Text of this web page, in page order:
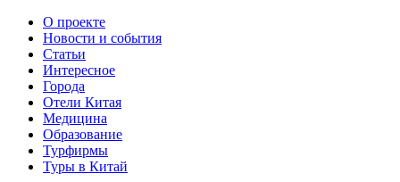
О проекте
Новости и события
Статьи
Интересное
Города
Отели Китая
Медицина
Образование
Турфирмы
Туры в Китай